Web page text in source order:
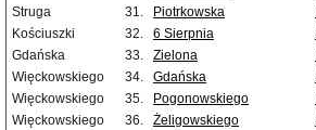
Struga
31. Piotrkowska
Kościuszki
32. 6 Sierpnia
Gdańska
33. Zielona
Więckowskiego
34. Gdańska
Więckowskiego
35. Pogonowskiego
Więckowskiego
36. Żeligowskiego